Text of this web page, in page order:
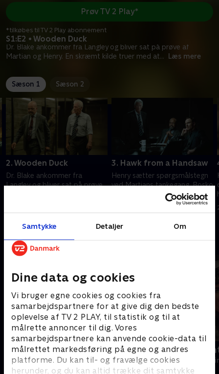
Samtykke Detaljer Om
Dine data og cookies
Vi bruger egne cookies og cookies fra
samarbejdspartnere for at give dig den bedste
oplevelse af TV 2 PLAY, til statistik og til at
målrette annoncer til dig. Vores
samarbejdspartnere kan anvende cookie-data til
målrettet markedsføring på egne og andres
platforme. Du kan til- og fravælge cookies
herunder, og du kan altid trække dit samtykke
S1:E2 • Wooden Duck
Dr. Blake ankommer fra Langley og bliver sat på prøve af
Martian og Henry. En skræmt kilde truer med at... Læs mere
Prøv TV 2 Play*
*tilkøbes til TV 2 Play abonnement
Sæson 1 Sæson 2
2. Wooden Duck
Dr. Blake ankommer fra
Langley og bliver sat på prøve
bringe en operation i fare.
3. Hawk from a Handsaw
Henry sætter spørgsmålstegn
ved Martians tankegang. Bosko
bliver briefet af Langley om en
tophemmelig operation.
Andre så også
The Hunting Party
Krimi & Spænding • 2 sæsoner
Trigger
Krimi &